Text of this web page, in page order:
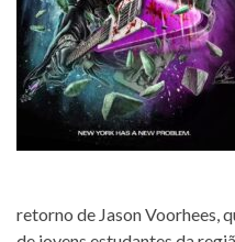
retorno de Jason Voorhees,